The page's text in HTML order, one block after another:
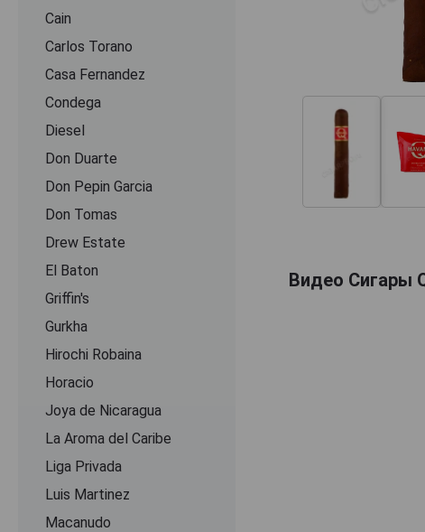
Cain
Carlos Torano
Casa Fernandez
Condega
Diesel
Don Duarte
Don Pepin Garcia
Don Tomas
Drew Estate
El Baton
Griffin's
Gurkha
Hirochi Robaina
Horacio
Joya de Nicaragua
La Aroma del Caribe
Liga Privada
Luis Martinez
Macanudo
Видео Сигары